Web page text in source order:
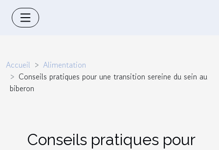
Accueil
Alimentation
Conseils pratiques pour une transition sereine du sein au
biberon
Conseils pratiques pour